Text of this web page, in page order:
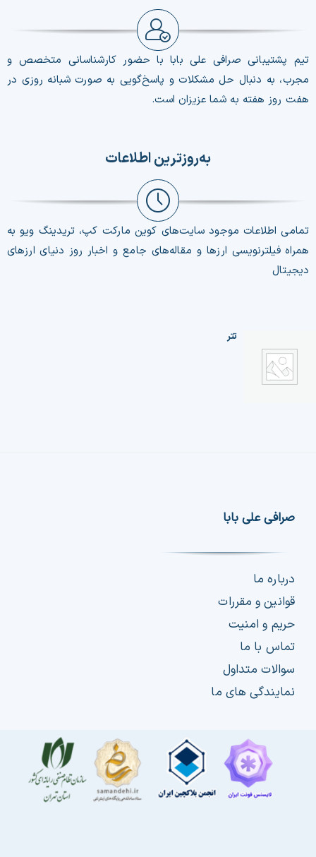
تیم پشتیبانی صرافی علی بابا با حضور کارشناسانی متخصص و
مجرب، به‌ دنبال حل مشکلات و پاسخ‌گویی به صورت شبانه روزی در
هفت روز هفته به شما عزیزان است.
به‌روزترین اطلاعات
تمامی اطلاعات موجود سایت‌های کوین مارکت کپ، تریدینگ ویو به
همراه فیلترنویسی ارزها و مقاله‌های جامع و اخبار روز دنیای ارزهای
دیجیتال
تتر
صرافی علی بابا
درباره ما
قوانین و مقررات
حریم و امنیت
تماس با ما
سوالات متداول
نمایندگی های ما